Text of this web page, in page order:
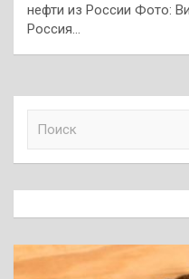
нефти из России Фото:
Россия…
к